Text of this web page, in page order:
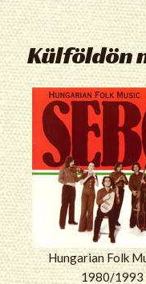
Külföldön
Hungarian Folk
1980/1993